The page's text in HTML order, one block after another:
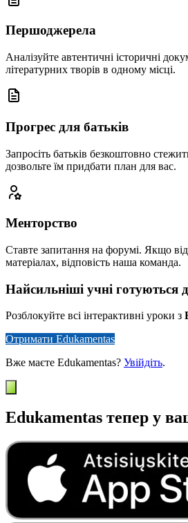
Першоджерела
Аналізуйте автентичні історичні
літературних творів в одному місці.
Прогрес для батьків
Запросіть батьків безкоштовно
дозвольте їм придбати план для вас.
Менторство
Ставте запитання на форумі. Якщо
матеріалах, відповість наша команда.
Найсильніші учні готуються
Розблокуйте всі інтерактивні уроки з
Отримати Edukamentas
Вже маєте Edukamentas? Увійдіть.
Edukamentas тепер у